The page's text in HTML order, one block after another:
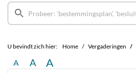
U bevindt zich hier: Home Vergaderingen
A A A